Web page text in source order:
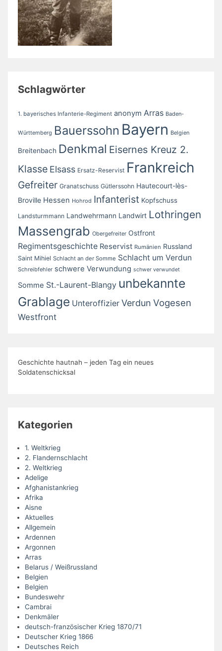
Schlagwörter
1. bayerisches Infanterie-Regiment anonym Arras Baden-
Württemberg Bauerssohn Bayern Belgien
Breitenbach Denkmal Eisernes Kreuz 2.
Klasse Elsass Ersatz-Reservist Frankreich
Gefreiter Granatschuss Gütlerssohn Hautecourt-lès-
Broville Hessen Hohrod Infanterist Kopfschuss
Landsturmmann Landwehrmann Landwirt Lothringen
Massengrab Obergefreiter Ostfront
Regimentsgeschichte Reservist Rumänien Russland
Saint Mihiel Schlacht an der Somme Schlacht um Verdun
Schreibfehler schwere Verwundung schwer verwundet
Somme St.-Laurent-Blangy unbekannte
Grablage Unteroffizier Verdun Vogesen
Westfront
Geschichte hautnah – jeden Tag ein neues
Soldatenschicksal
Kategorien
1. Weltkrieg
2. Flandernschlacht
2. Weltkrieg
Adelige
Afghanistankrieg
Afrika
Aisne
Aktuelles
Allgemein
Ardennen
Argonnen
Arras
Belarus / Weißrussland
Belgien
Belgien
Bundeswehr
Cambrai
Denkmäler
deutsch-französischer Krieg 1870/71
Deutscher Krieg 1866
Deutsches Reich